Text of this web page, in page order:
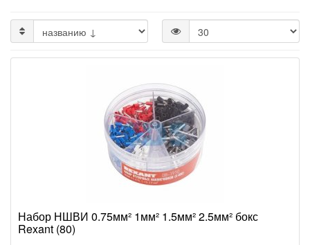
Набор НШВИ 0.75мм² 1мм² 1.5мм² 2.5мм² бокс
Rexant (80)